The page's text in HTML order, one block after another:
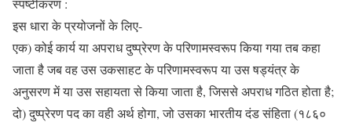
स्पष्टीकरण :
इस धारा के प्रयोजनों के लिए-
एक) कोई कार्य या अपराध दुष्प्रेरण के परिणामस्वरूप किया गया तब कहा
जाता है जब वह उस उकसाहट के परिणामस्वरूप या उस षड्यंत्र के
अनुसरण में या उस सहायता से किया जाता है, जिससे अपराध गठित होता है;
दो) दुष्प्रेरण पद का वही अर्थ होगा, जो उसका भारतीय दंड संहिता (१८६०